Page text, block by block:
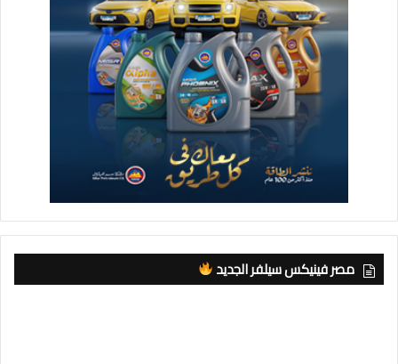
مصر فينيكس سيلفر الجديد